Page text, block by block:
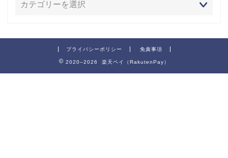
プライバシーポリシー 免責事項
2020–2026 楽天ペイ（RakutenPay）